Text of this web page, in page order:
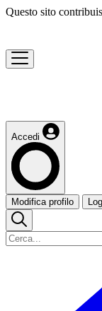
Questo sito
Accedi
Modifica profilo